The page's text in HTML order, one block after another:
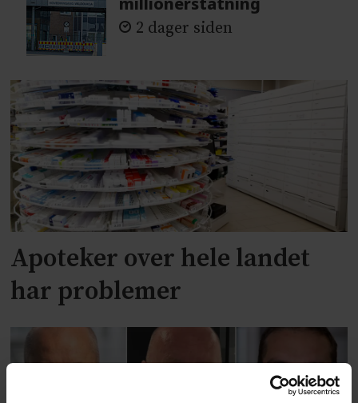
2 dager siden
Apoteker over hele landet
har problemer